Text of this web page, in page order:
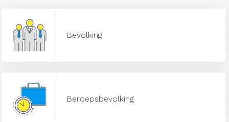
Bevolking
Beroepsbevolking